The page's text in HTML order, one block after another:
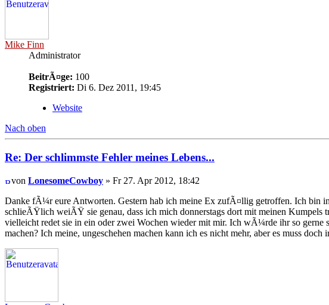
Mike Finn
Administrator
BeitrÃ¤ge: 100
Registriert: Di 6. Dez 2011, 19:45
Website
Nach oben
Re: Der schlimmste Fehler meines Lebens...
von LonesomeCowboy » Fr 27. Apr 2012, 18:42
Danke fÃ¼r eure Antworten. Gestern hab ich meine Ex zufÃ¤llig getroffen. Ich bin
schlieÃŸlich weiÃŸ sie genau, dass ich mich donnerstags dort mit meinen
vielleicht redet sie in ein oder zwei Wochen wieder mit mir. Ich wÃ¼rde ihr so
machen? Ich meine, ungeschehen machen kann ich es nicht mehr, aber es muss